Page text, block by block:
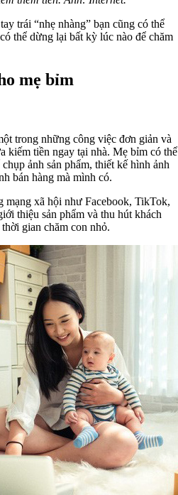
trái “nhẹ nhàng” bạn cũng có thể
thể dừng lại bất kỳ lúc nào để chăm
mẹ bỉm
trong những công việc đơn giản và
kiếm tiền ngay tại nhà. Mẹ bỉm có thể
ảnh sản phẩm, thiết kế hình ảnh
bán hàng mà mình có.
mạng xã hội như Facebook, TikTok,
thiệu sản phẩm và thu hút khách
gian chăm con nhỏ.